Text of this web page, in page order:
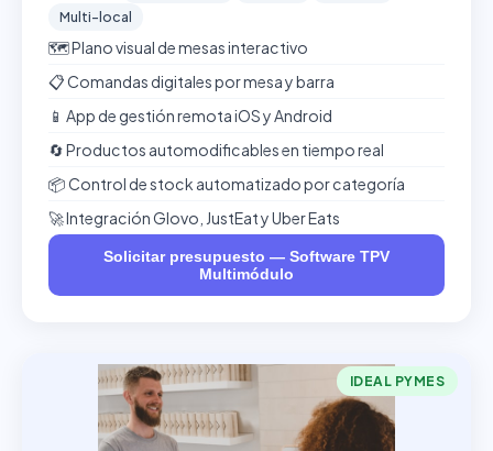
Multi-local
🗺️ Plano visual de mesas interactivo
📋 Comandas digitales por mesa y barra
📱 App de gestión remota iOS y Android
🔄 Productos automodificables en tiempo real
📦 Control de stock automatizado por categoría
🚀 Integración Glovo, JustEat y Uber Eats
Solicitar presupuesto — Software TPV
Multimódulo
IDEAL PYMES